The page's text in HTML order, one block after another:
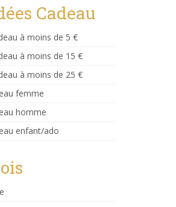
Cadeau
à moins de 5 €
à moins de 15 €
à moins de 25 €
femme
homme
enfant/ado